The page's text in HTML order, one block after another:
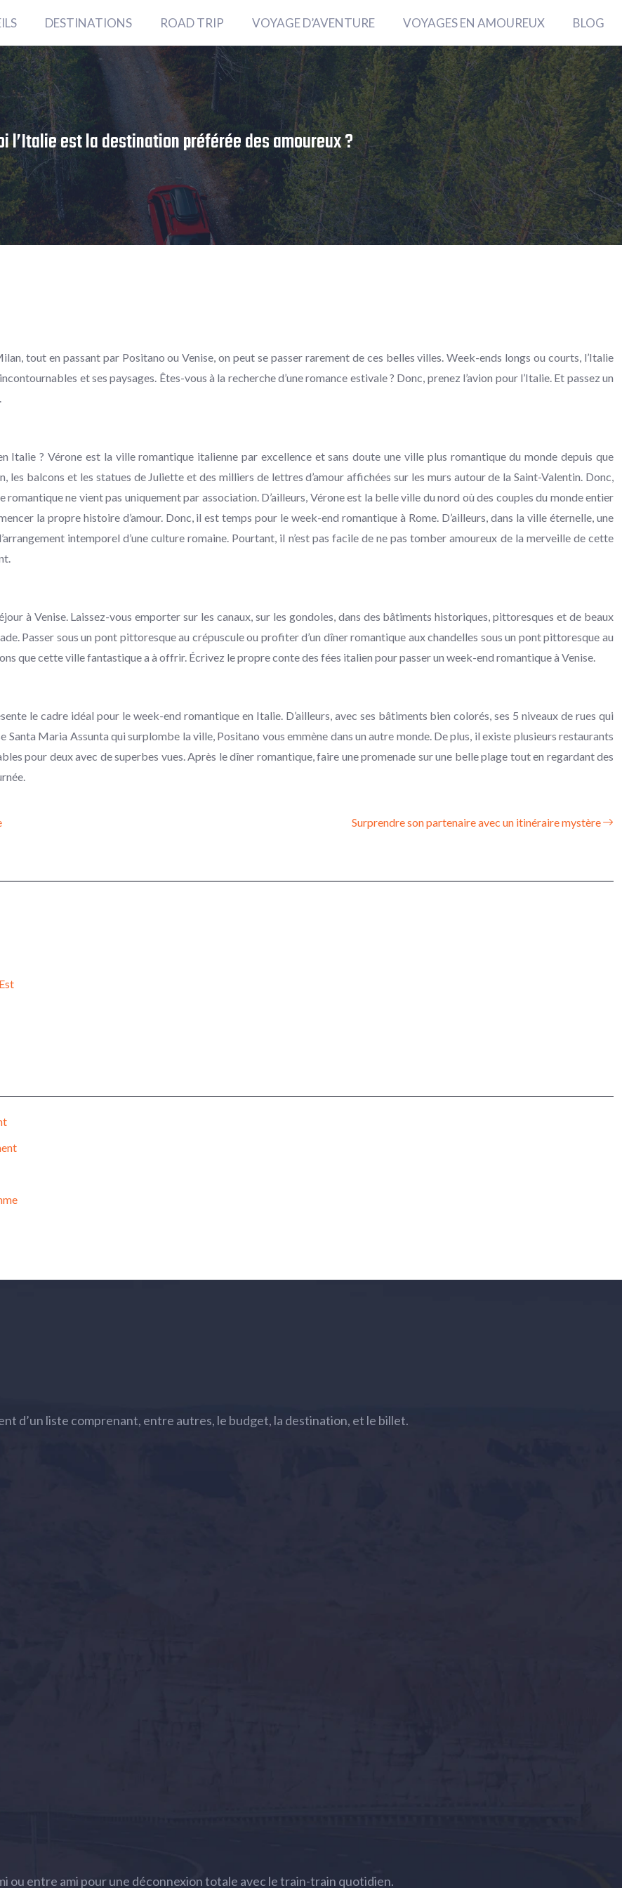
DESTINATIONS ROAD TRIP VOYAGE D’AVENTURE VOYAGES EN AMOUREUX BLOG
l’Italie est la destination préférée des amoureux ?
tout en passant par Positano ou Venise, on peut se passer rarement de ces belles villes. Week-ends longs ou courts, l’Italie
et ses paysages. Êtes-vous à la recherche d’une romance estivale ? Donc, prenez l’avion pour l’Italie. Et passez un
Italie ? Vérone est la ville romantique italienne par excellence et sans doute une ville plus romantique du monde depuis que
les balcons et les statues de Juliette et des milliers de lettres d’amour affichées sur les murs autour de la Saint-Valentin. Donc,
ne vient pas uniquement par association. D’ailleurs, Vérone est la belle ville du nord où des couples du monde entier
la propre histoire d’amour. Donc, il est temps pour le week-end romantique à Rome. D’ailleurs, dans la ville éternelle, une
intemporel d’une culture romaine. Pourtant, il n’est pas facile de ne pas tomber amoureux de la merveille de cette
à Venise. Laissez-vous emporter sur les canaux, sur les gondoles, dans des bâtiments historiques, pittoresques et de beaux
Passer sous un pont pittoresque au crépuscule ou profiter d’un dîner romantique aux chandelles sous un pont pittoresque au
que cette ville fantastique a à offrir. Écrivez le propre conte des fées italien pour passer un week-end romantique à Venise.
le cadre idéal pour le week-end romantique en Italie. D’ailleurs, avec ses bâtiments bien colorés, ses 5 niveaux de rues qui
Santa Maria Assunta qui surplombe la ville, Positano vous emmène dans un autre monde. De plus, il existe plusieurs restaurants
pour deux avec de superbes vues. Après le dîner romantique, faire une promenade sur une belle plage tout en regardant des
Surprendre son partenaire avec un itinéraire mystère
d’un liste comprenant, entre autres, le budget, la destination, et le billet.
ou entre ami pour une déconnexion totale avec le train-train quotidien.